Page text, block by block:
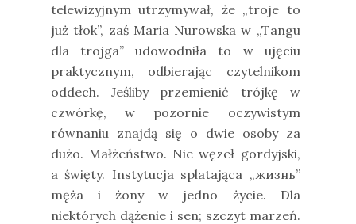
telewizyjnym utrzymywał, że „troje to
już tłok”, zaś Maria Nurowska w „Tangu
dla trojga” udowodniła to w ujęciu
praktycznym, odbierając czytelnikom
oddech. Jeśliby przemienić trójkę w
czwórkę, w pozornie oczywistym
równaniu znajdą się o dwie osoby za
dużo. Małżeństwo. Nie węzeł gordyjski,
a święty. Instytucja splatająca „жизнь”
męża i żony w jedno życie. Dla
niektórych dążenie i sen; szczyt marzeń.